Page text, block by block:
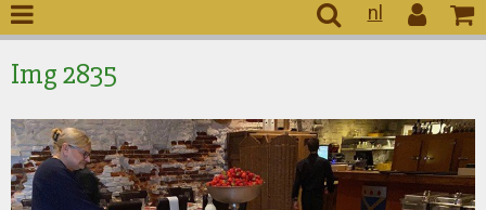
nl
Img 2835